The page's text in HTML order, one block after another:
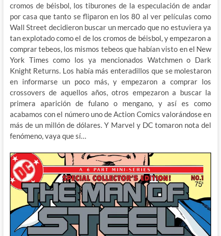
cromos de béisbol, los tiburones de la especulación de andar
por casa que tanto se fliparon en los 80 al ver películas como
Wall Street decidieron buscar un mercado que no estuviera ya
tan explotado como el de los cromos de béisbol, y empezaron a
comprar tebeos, los mismos tebeos que habían visto en el New
York Times como los ya mencionados Watchmen o Dark
Knight Returns. Los había más enteradillos que se molestaron
en informarse un poco más, y empezaron a comprar los
crossovers de aquellos años, otros empezaron a buscar la
primera aparición de fulano o mengano, y así es como
acabamos con el número uno de Action Comics valorándose en
más de un millón de dólares. Y Marvel y DC tomaron nota del
fenómeno, vaya que sí…